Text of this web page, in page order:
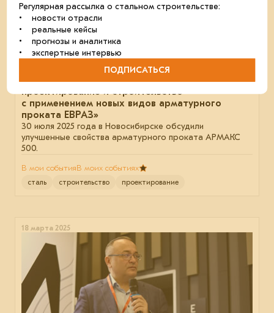
Бизнес-завтрак «Эффективное
проектирование и строительство
с применением новых видов арматурного
проката ЕВРАЗ»
30 июля 2025 года в Новосибирске обсудили
улучшенные свойства арматурного проката АРМАКС
500.
В мои событияВ моих событиях
сталь строительство проектирование
18 марта 2025
Регулярная рассылка о стальном строительстве:
• новости отрасли
• реальные кейсы
• прогнозы и аналитика
• экспертные интервью
ПОДПИСАТЬСЯ